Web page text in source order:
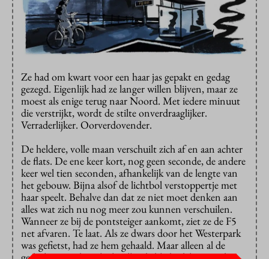
Ze had om kwart voor een haar jas gepakt en gedag
gezegd. Eigenlijk had ze langer willen blijven, maar ze
moest als enige terug naar Noord. Met iedere minuut
die verstrijkt, wordt de stilte onverdraaglijker.
Verraderlijker. Oorverdovender.
De heldere, volle maan verschuilt zich af en aan achter
de flats. De ene keer kort, nog geen seconde, de andere
keer wel tien seconden, afhankelijk van de lengte van
het gebouw. Bijna alsof de lichtbol verstoppertje met
haar speelt. Behalve dan dat ze niet moet denken aan
alles wat zich nu nog meer zou kunnen verschuilen.
Wanneer ze bij de pontsteiger aankomt, ziet ze de F5
net afvaren. Te laat. Als ze dwars door het Westerpark
was gefietst, had ze hem gehaald. Maar alleen al de